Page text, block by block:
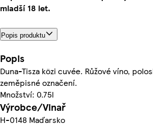
mladší 18 let.
Popis produktu
Popis
Duna-Tisza közi cuvée. Růžové víno,
zeměpisné označení.
Množství: 0.75l
Výrobce/Vinař
H-0148 Maďarsko